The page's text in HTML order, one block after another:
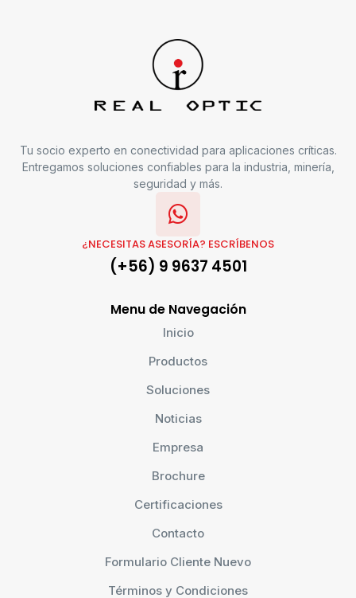
Tu socio experto en conectividad para aplicaciones críticas.
Entregamos soluciones confiables para la industria, minería,
seguridad y más.
¿NECESITAS ASESORÍA? ESCRÍBENOS
(+56) 9 9637 4501
Menu de Navegación
Inicio
Productos
Soluciones
Noticias
Empresa
Brochure
Certificaciones
Contacto
Formulario Cliente Nuevo
Términos y Condiciones